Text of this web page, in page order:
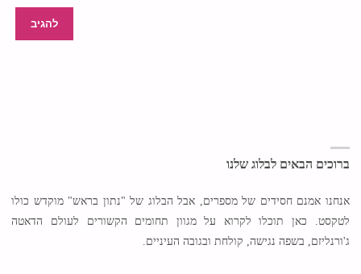
ברוכים הבאים לבלוג שלנו
אנחנו אמנם חסידים של מספרים, אבל הבלוג של "נתון בראש" מוקדש כולו
לטקסט. כאן תוכלו לקרוא על מגוון תחומים הקשורים לעולם הדאטה
ג'ורנליזם, בשפה נגישה, קולחת ובגובה העיניים.